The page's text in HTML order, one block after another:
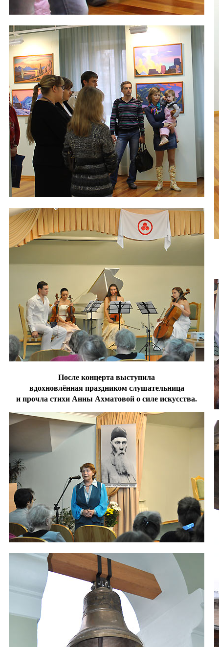
После концерта выступила
вдохновлённая праздником слушательница
и прочла стихи Анны Ахматовой о силе искусства.